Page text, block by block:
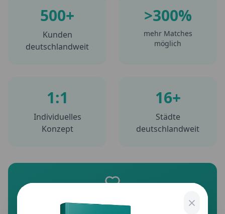
500+
Kunden
deutschlandweit
>300%
mehr Matches
möglich
1:1
Individuelles
Konzept
16+
Städte
deutschlandweit
Fokus auf Männer-Profile